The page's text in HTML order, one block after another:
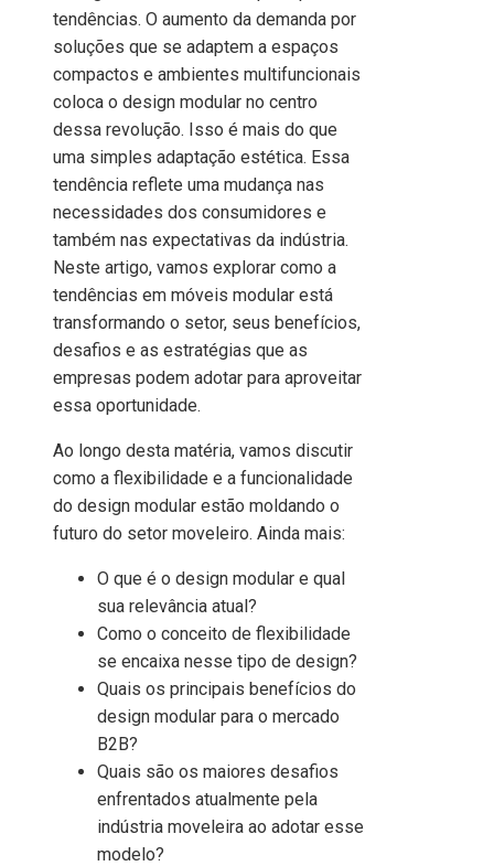
tendências. O aumento da demanda por
soluções que se adaptem a espaços
compactos e ambientes multifuncionais
coloca o design modular no centro
dessa revolução. Isso é mais do que
uma simples adaptação estética. Essa
tendência reflete uma mudança nas
necessidades dos consumidores e
também nas expectativas da indústria.
Neste artigo, vamos explorar como a
tendências em móveis modular está
transformando o setor, seus benefícios,
desafios e as estratégias que as
empresas podem adotar para aproveitar
essa oportunidade.
Ao longo desta matéria, vamos discutir
como a flexibilidade e a funcionalidade
do design modular estão moldando o
futuro do setor moveleiro. Ainda mais:
O que é o design modular e qual
sua relevância atual?
Como o conceito de flexibilidade
se encaixa nesse tipo de design?
Quais os principais benefícios do
design modular para o mercado
B2B?
Quais são os maiores desafios
enfrentados atualmente pela
indústria moveleira ao adotar esse
modelo?